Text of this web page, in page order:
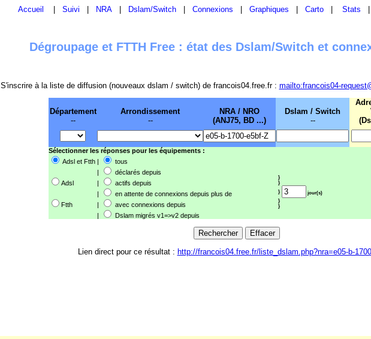
Accueil Suivi NRA Dslam/Switch Connexions Graphiques Carto Stats
Dégroupage et FTTH Free : état des Dslam/Switch et
S'inscrire à la liste de diffusion (nouveaux dslam / switch) de francois04.free.fr : mailto:francois04-
Département
--
Arrondissement
--
NRA / NRO
(ANJ75, BD ...)
Dslam / Switch
--
Sélectionner les réponses pour les équipements :
Adsl et Ftth |
tous
|
déclarés depuis
}
}
}
jour(s)
}
}
Adsl |
actifs depuis
|
en attente de connexions depuis plus de
Ftth
|
avec connexions depuis
|
Dslam migrés v1=>v2 depuis
Lien direct pour ce résultat : http://francois04.free.fr/liste_dslam.php?nra=e05-b-